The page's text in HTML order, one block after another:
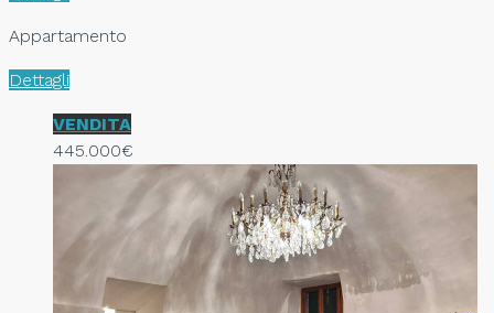
Appartamento
Dettagli
VENDITA
445.000€